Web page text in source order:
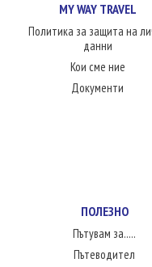
MY WAY TRAVEL
Политика за защита на
данни
Кои сме ние
Документи
ПОЛЕЗНО
Пътувам за.....
Пътеводител